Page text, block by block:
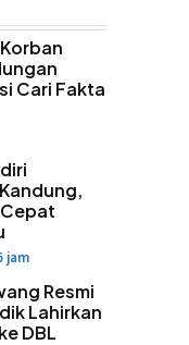
Cari Fakta
jam
Resmi
Lahirkan
DBL